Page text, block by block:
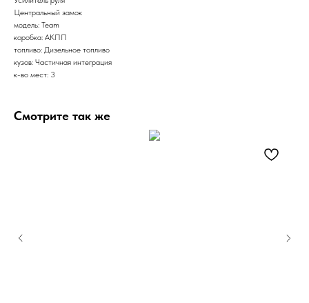
Центральный замок
модель: Team
коробка: АКПП
топливо: Дизельное топливо
кузов: Частичная интеграция
к-во мест: 3
Смотрите так же